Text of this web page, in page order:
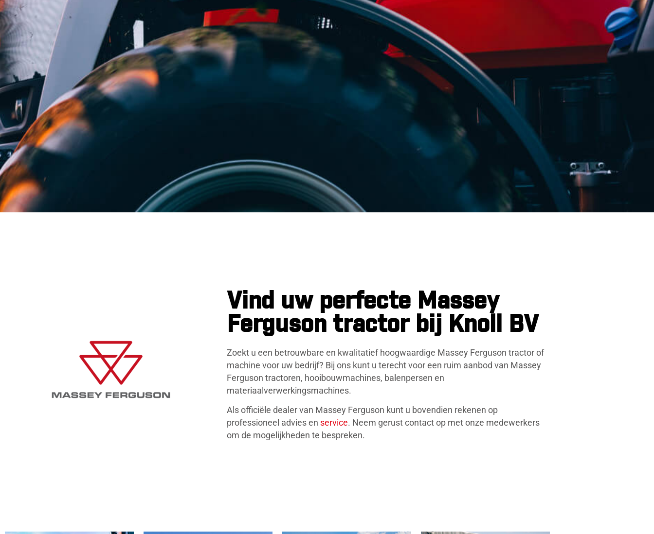
Vind uw perfecte Massey
Ferguson tractor bij Knoll BV
Zoekt u een betrouwbare en kwalitatief hoogwaardige Massey Ferguson tractor of
machine voor uw bedrijf? Bij ons kunt u terecht voor een ruim aanbod van Massey
Ferguson tractoren, hooibouwmachines, balenpersen en
materiaalverwerkingsmachines.
Als officiële dealer van Massey Ferguson kunt u bovendien rekenen op
professioneel advies en service. Neem gerust contact op met onze medewerkers
om de mogelijkheden te bespreken.